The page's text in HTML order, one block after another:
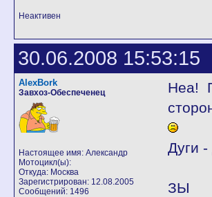
Неактивен
30.06.2008 15:53:15
AlexBork
Завхоз-Обеспеченец
Настоящее имя: Александр
Мотоцикл(ы):
Откуда: Москва
Зарегистрирован: 12.08.2005
Сообщений: 1496
Неа!
Дуги
ЗЫ